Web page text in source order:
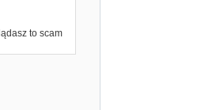
to scam